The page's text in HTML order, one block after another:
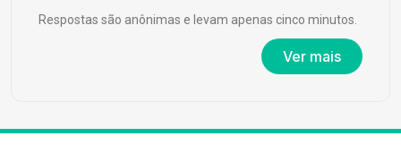
Respostas são anônimas e levam apenas cinco minutos.
Ver mais